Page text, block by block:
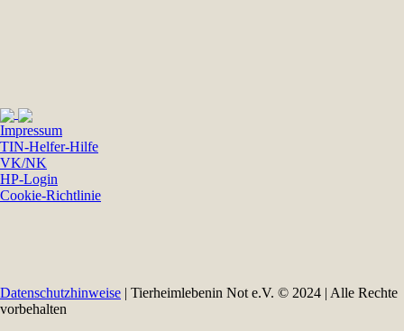
Impressum
TIN-Helfer-Hilfe
VK/NK
HP-Login
Cookie-Richtlinie
Datenschutzhinweise | Tierheimlebenin Not e.V. © 2024 | Alle Rechte
vorbehalten